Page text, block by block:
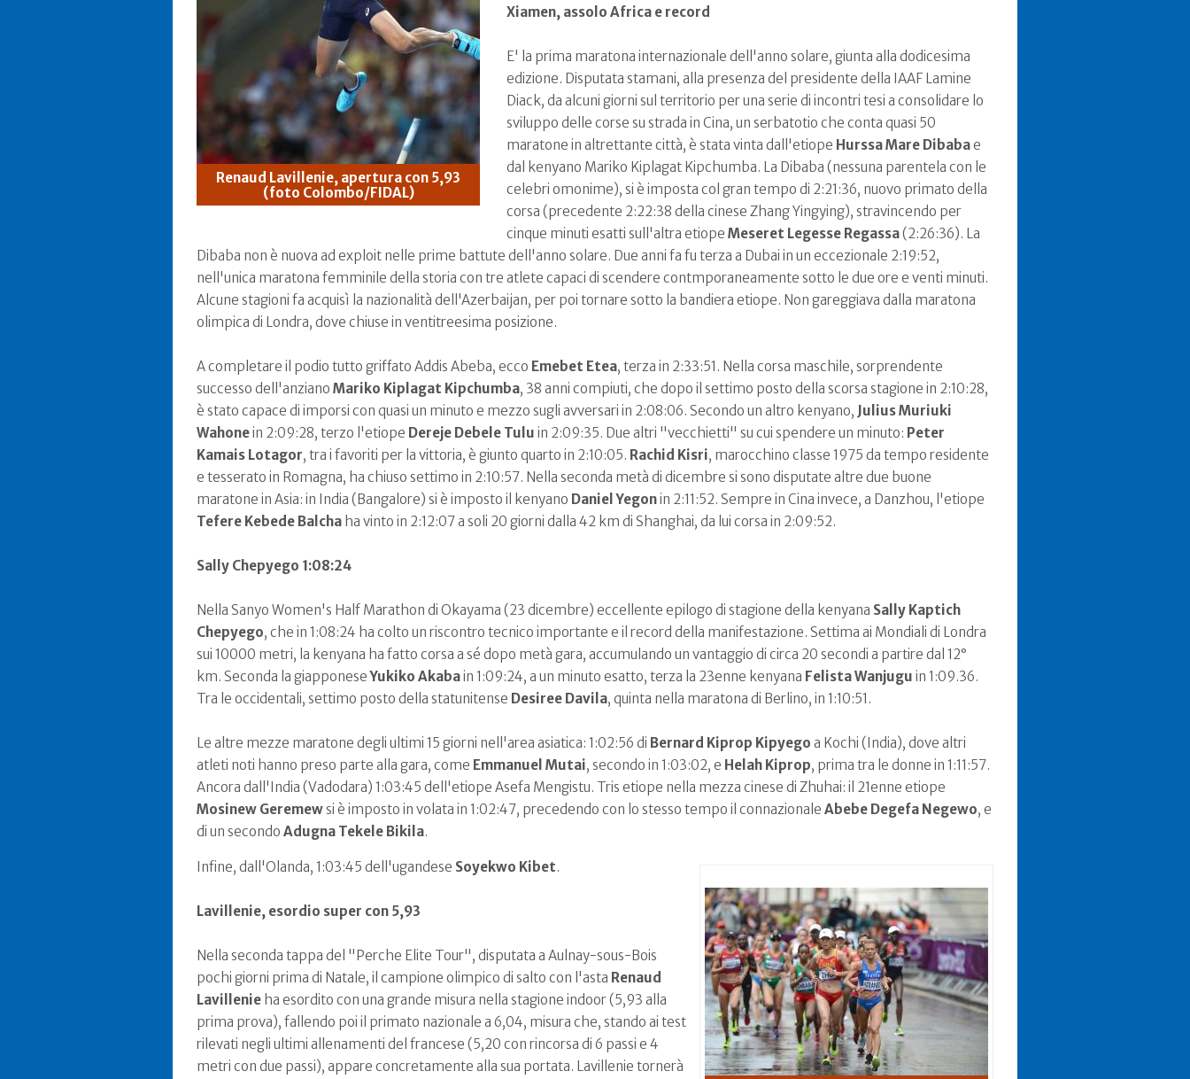
Renaud Lavillenie, apertura con 5,93
(foto Colombo/FIDAL)
Xiamen, assolo Africa e record
E' la prima maratona internazionale dell'anno solare, giunta alla dodicesima
edizione. Disputata stamani, alla presenza del presidente della IAAF Lamine
Diack, da alcuni giorni sul territorio per una serie di incontri tesi a consolidare lo
sviluppo delle corse su strada in Cina, un serbatotio che conta quasi 50
maratone in altrettante città, è stata vinta dall'etiope Hurssa Mare Dibabae
dal kenyano Mariko Kiplagat Kipchumba. La Dibaba (nessuna parentela con le
celebri omonime), si è imposta col gran tempo di 2:21:36, nuovo primato della
corsa (precedente 2:22:38 della cinese Zhang Yingying), stravincendo per
cinque minuti esatti sull'altra etiope Meseret Legesse Regassa(2:26:36). La
Dibaba non è nuova ad exploit nelle prime battute dell'anno solare. Due anni fa fu terza a Dubai in un eccezionale 2:19:52,
nell'unica maratona femminile della storia con tre atlete capaci di scendere contmporaneamente sotto le due ore e venti minuti.
Alcune stagioni fa acquisì la nazionalità dell'Azerbaijan, per poi tornare sotto la bandiera etiope. Non gareggiava dalla maratona
olimpica di Londra, dove chiuse in ventitreesima posizione.
A completare il podio tutto griffato Addis Abeba, ecco Emebet Etea, terza in 2:33:51. Nella corsa maschile, sorprendente
successo dell'anziano Mariko Kiplagat Kipchumba, 38 anni compiuti, che dopo il settimo posto della scorsa stagione in 2:10:28,
è stato capace di imporsi con quasi un minuto e mezzo sugli avversari in 2:08:06. Secondo un altro kenyano, Julius Muriuki
Wahonein 2:09:28, terzo l'etiope Dereje Debele Tulu in 2:09:35. Due altri "vecchietti" su cui spendere un minuto: Peter
Kamais Lotagor, tra i favoriti per la vittoria, è giunto quarto in 2:10:05. Rachid Kisri, marocchino classe 1975 da tempo residente
e tesserato in Romagna, ha chiuso settimo in 2:10:57. Nella seconda metà di dicembre si sono disputate altre due buone
maratone in Asia: in India (Bangalore) si è imposto il kenyano Daniel Yegonin 2:11:52. Sempre in Cina invece, a Danzhou, l'etiope
Tefere Kebede Balcha ha vinto in 2:12:07 a soli 20 giorni dalla 42 km di Shanghai, da lui corsa in 2:09:52.
Sally Chepyego 1:08:24
Nella Sanyo Women's Half Marathon di Okayama (23 dicembre) eccellente epilogo di stagione della kenyana Sally Kaptich
Chepyego, che in 1:08:24 ha colto un riscontro tecnico importante e il record della manifestazione. Settima ai Mondiali di Londra
sui 10000 metri, la kenyana ha fatto corsa a sé dopo metà gara, accumulando un vantaggio di circa 20 secondi a partire dal 12°
km. Seconda la giapponeseYukiko Akabain 1:09:24, a un minuto esatto, terza la 23enne kenyana Felista Wanjugu in 1:09.36.
Tra le occidentali, settimo posto della statunitense Desiree Davila, quinta nella maratona di Berlino, in 1:10:51.
Le altre mezze maratone degli ultimi 15 giorni nell'area asiatica: 1:02:56 di Bernard Kiprop Kipyego a Kochi (India), dove altri
atleti noti hanno preso parte alla gara, come Emmanuel Mutai, secondo in 1:03:02, e Helah Kiprop, prima tra le donne in 1:11:57.
Ancora dall'India (Vadodara) 1:03:45 dell'etiope Asefa Mengistu. Tris etiope nella mezza cinese di Zhuhai: il 21enne etiope
Mosinew Geremewsi è imposto in volata in 1:02:47, precedendo con lo stesso tempo il connazionale Abebe Degefa Negewo, e
di un secondo Adugna Tekele Bikila.
Infine, dall'Olanda, 1:03:45 dell'ugandese Soyekwo Kibet.
Lavillenie, esordio super con 5,93
Nella seconda tappa del "Perche Elite Tour", disputata a Aulnay-sous-Bois
pochi giorni prima di Natale, il campione olimpico di salto con l'asta Renaud
Lavillenie ha esordito con una grande misura nella stagione indoor (5,93 alla
prima prova), fallendo poi il primato nazionale a 6,04, misura che, stando ai test
rilevati negli ultimi allenamenti del francese (5,20 con rincorsa di 6 passi e 4
metri con due passi), appare concretamente alla sua portata. Lavillenie tornerà